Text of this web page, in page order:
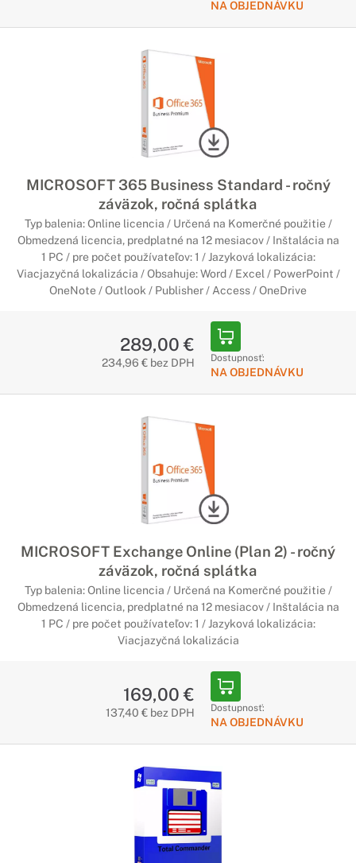
NA OBJEDNÁVKU
MICROSOFT 365 Business Standard - ročný
záväzok, ročná splátka
Typ balenia: Online licencia / Určená na Komerčné použitie /
Obmedzená licencia, predplatné na 12 mesiacov / Inštalácia na
1 PC / pre počet používateľov: 1 / Jazyková lokalizácia:
Viacjazyčná lokalizácia / Obsahuje: Word / Excel / PowerPoint /
OneNote / Outlook / Publisher / Access / OneDrive
289,00 €
234,96 € bez DPH Dostupnosť:
NA OBJEDNÁVKU
MICROSOFT Exchange Online (Plan 2) - ročný
záväzok, ročná splátka
Typ balenia: Online licencia / Určená na Komerčné použitie /
Obmedzená licencia, predplatné na 12 mesiacov / Inštalácia na
1 PC / pre počet používateľov: 1 / Jazyková lokalizácia:
Viacjazyčná lokalizácia
169,00 €
137,40 € bez DPH Dostupnosť:
NA OBJEDNÁVKU